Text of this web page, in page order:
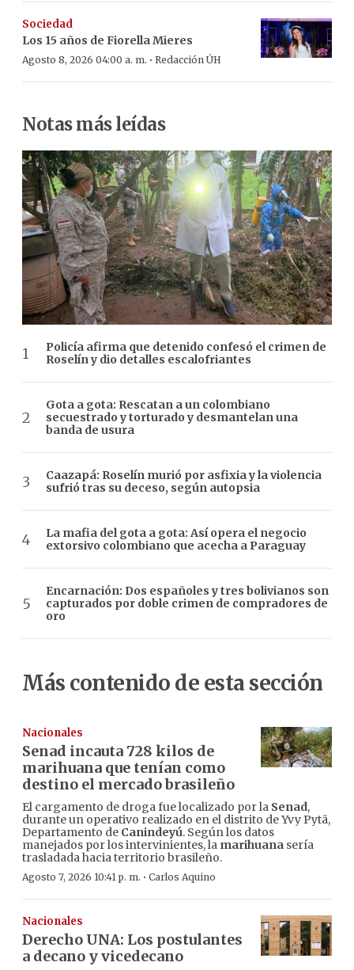
Sociedad
Los 15 años de Fiorella Mieres
Agosto 8, 2026 04:00 a. m. · Redacción ÚH
Notas más leídas
Policía afirma que detenido confesó el crimen de
Roselín y dio detalles escalofriantes
Gota a gota: Rescatan a un colombiano
secuestrado y torturado y desmantelan una
banda de usura
Caazapá: Roselín murió por asfixia y la violencia
sufrió tras su deceso, según autopsia
La mafia del gota a gota: Así opera el negocio
extorsivo colombiano que acecha a Paraguay
Encarnación: Dos españoles y tres bolivianos son
capturados por doble crimen de compradores de
oro
Más contenido de esta sección
Nacionales
Senad incauta 728 kilos de
marihuana que tenían como
destino el mercado brasileño
El cargamento de droga fue localizado por la Senad,
durante un operativo realizado en el distrito de Yvy Pytã,
Departamento de Canindeyú. Según los datos
manejados por los intervinientes, la marihuana sería
trasladada hacia territorio brasileño.
Agosto 7, 2026 10:41 p. m. · Carlos Aquino
Nacionales
Derecho UNA: Los postulantes
a decano y vicedecano